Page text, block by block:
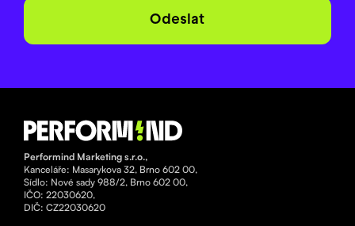
Performind Marketing s.r.o.,
Kanceláře: Masarykova 32, Brno 602 00,
Sídlo: Nové sady 988/2, Brno 602 00,
IČO: 22030620,
DIČ: CZ22030620